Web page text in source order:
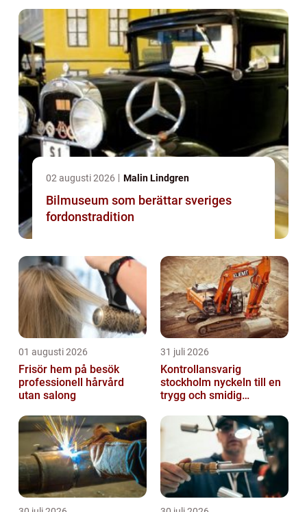
02 augusti 2026 Malin Lindgren
Bilmuseum som berättar sveriges
fordonstradition
01 augusti 2026
Frisör hem på besök
professionell hårvård
utan salong
31 juli 2026
Kontrollansvarig
stockholm nyckeln till en
trygg och smidig